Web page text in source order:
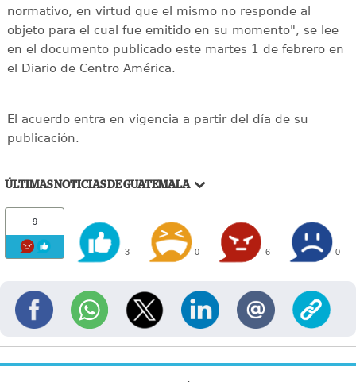
normativo, en virtud que el mismo no responde al
objeto para el cual fue emitido en su momento", se lee
en el documento publicado este martes 1 de febrero en
el Diario de Centro América.
El acuerdo entra en vigencia a partir del día de su
publicación.
ÚLTIMAS NOTICIAS DE GUATEMALA
9
3 0 6 0